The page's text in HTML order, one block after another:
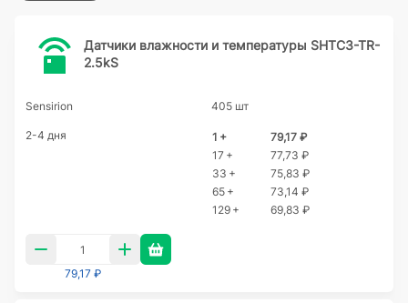
Датчики влажности и температуры SHTC3-TR-
2.5kS
Sensirion 405 шт
2-4 дня 1 +
79,17 ₽
17 +
77,73 ₽
33 +
75,83 ₽
65 +
73,14 ₽
129 +
69,83 ₽
79,17 ₽